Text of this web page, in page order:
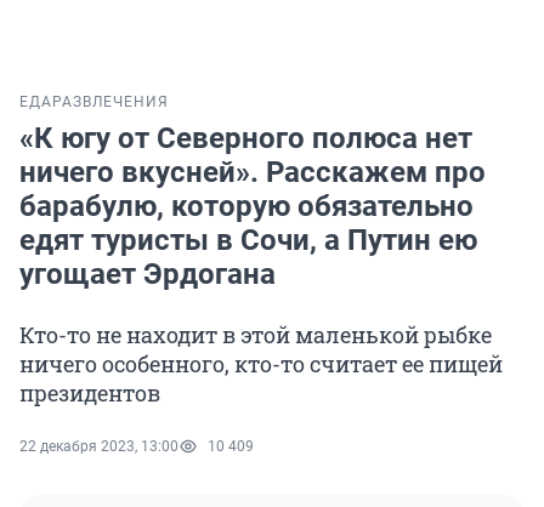
ЕДА РАЗВЛЕЧЕНИЯ
«К югу от Северного полюса нет
ничего вкусней». Расскажем про
барабулю, которую обязательно
едят туристы в Сочи, а Путин ею
угощает Эрдогана
Кто-то не находит в этой маленькой рыбке
ничего особенного, кто-то считает ее пищей
президентов
22 декабря 2023, 13:00 10 409